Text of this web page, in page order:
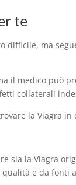
te
difficile, ma
il medico può
collaterali
la Viagra in
sia la Viagra
e da fonti